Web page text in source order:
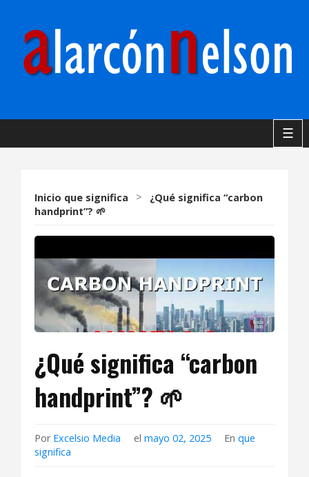
☰
Inicio que significa >
¿Qué significa “carbon
handprint”? 🌱
¿Qué significa “carbon
handprint”? 🌱
Por Excelsio Media elmayo 02, 2025 Enque
significa